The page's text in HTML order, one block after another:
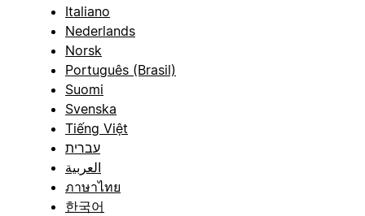
Italiano
Nederlands
Norsk
Português (Brasil)
Suomi
Svenska
Tiếng Việt
עברית
العربية
ภาษาไทย
한국어